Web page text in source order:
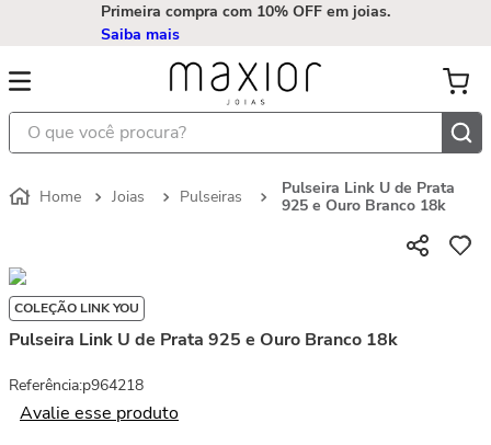
Primeira compra com 10% OFF em joias.
Saiba mais
O que você procura?
Joias Pulseiras
Pulseira Link U de Prata
925 e Ouro Branco 18k
COLEÇÃO LINK YOU
Pulseira Link U de Prata 925 e Ouro Branco 18k
Referência:p964218
Avalie esse produto